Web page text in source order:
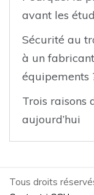
avant les
Sécurité au
à un
équipements
Trois raisons
aujourd’hui
Tous droits